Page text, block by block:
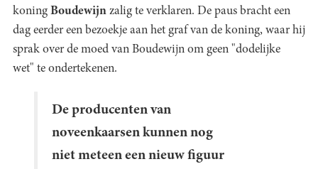
koning Boudewijn zalig te verklaren. De paus bracht een
dag eerder een bezoekje aan het graf van de koning, waar hij
sprak over de moed van Boudewijn om geen "dodelijke
wet" te ondertekenen.
De producenten van
noveenkaarsen kunnen nog
niet meteen een nieuw figuur